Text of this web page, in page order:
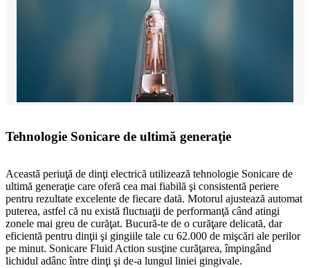
Tehnologie Sonicare de ultimă generaţie
Această periuţă de dinţi electrică utilizează tehnologie Sonicare de
ultimă generaţie care oferă cea mai fiabilă şi consistentă periere
pentru rezultate excelente de fiecare dată. Motorul ajustează automat
puterea, astfel că nu există fluctuaţii de performanţă când atingi
zonele mai greu de curăţat. Bucură-te de o curăţare delicată, dar
eficientă pentru dinţii şi gingiile tale cu 62.000 de mişcări ale perilor
pe minut. Sonicare Fluid Action susţine curăţarea, împingând
lichidul adânc între dinţi şi de-a lungul liniei gingivale.